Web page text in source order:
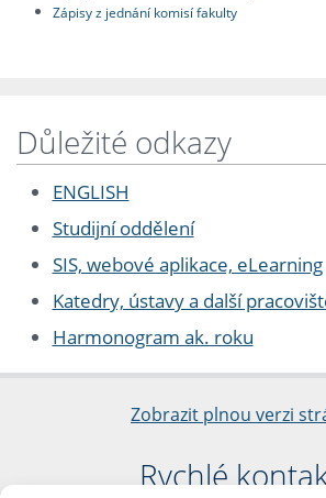
Zápisy z jednání komisí fakulty
Důležité odkazy
ENGLISH
Studijní oddělení
SIS, webové aplikace, eLearning
Katedry, ústavy a další
Harmonogram ak. roku
Zobrazit plnou verzi
Rychlé